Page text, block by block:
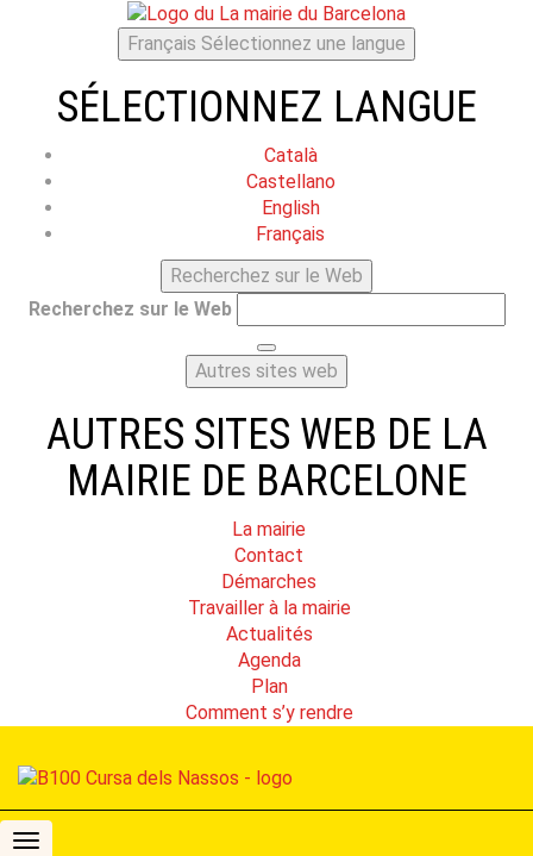
Français Sélectionnez une langue
SÉLECTIONNEZ LANGUE
Català
Castellano
English
Français
Recherchez sur le Web
Recherchez sur le Web
Autres sites web
AUTRES SITES WEB DE LA
MAIRIE DE BARCELONE
La mairie
Contact
Démarches
Travailler à la mairie
Actualités
Agenda
Plan
Comment s’y rendre
B100